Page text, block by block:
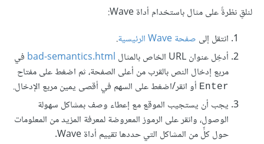
لنلقِ نظرةً على مثال باستخدام أداة Wave:
انتقل إلى صفحة Wave الرئيسية
.
أدخِل عنوان URL الخاص بالمثال
bad-semantics.html في
مربع إدخال النص بالقرب من أعلى الصفحة، ثم اضغط على مفتاح
Enter أو انقر/اضغط على السهم في أقصى يمين مربع الإدخال.
يجب أن يستجيب الموقع مع إعطاء وصف بمشاكل سهولة
الوصول، وانقر على الرموز المعروضة لمعرفة المزيد من المعلومات
حول كلٍّ من المشاكل التي حددها تقييم أداة Wave.